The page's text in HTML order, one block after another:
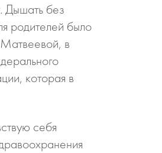
Дышать без
родителей было
в
которая в
себя